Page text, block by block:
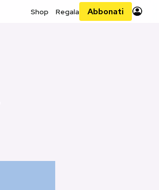
Shop Regala Abbonati